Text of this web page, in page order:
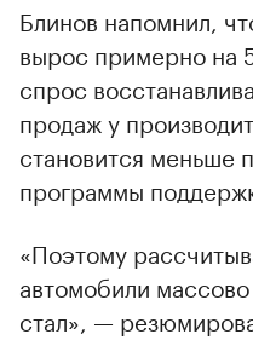
Блинов напомнил,
вырос примерно на
спрос
продаж у
становится меньше
программы
«Поэтому
автомобили
стал», —